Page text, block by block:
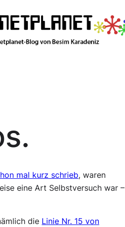
mal kurz schrieb, waren
eine Art Selbstversuch war –
die Linie Nr. 15 von